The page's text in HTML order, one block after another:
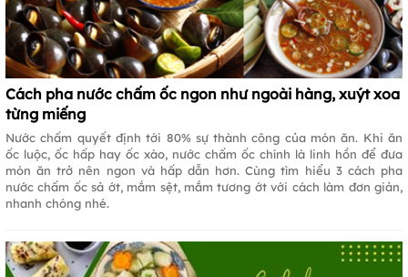
Cách pha nước chấm ốc ngon như ngoài hàng, xuýt xoa
từng miếng
Nước chấm quyết định tới 80% sự thành công của món ăn. Khi ăn
ốc luộc, ốc hấp hay ốc xào, nước chấm ốc chính là linh hồn để đưa
món ăn trở nên ngon và hấp dẫn hơn. Cùng tìm hiểu 3 cách pha
nước chấm ốc sả ớt, mắm sệt, mắm tương ớt với cách làm đơn giản,
nhanh chóng nhé.